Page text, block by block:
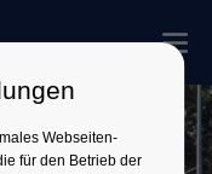
Webseiten-
für den Betrieb der